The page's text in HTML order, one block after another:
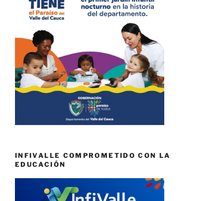
INFIVALLE COMPROMETIDO CON LA
EDUCACIÓN